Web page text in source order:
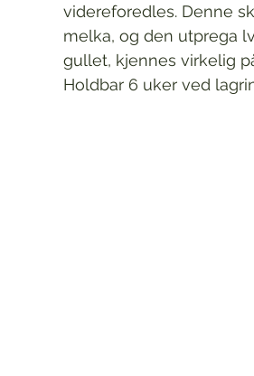
videreforedles. Denne
melka, og den utprega
gullet, kjennes virkelig
Holdbar 6 uker ved